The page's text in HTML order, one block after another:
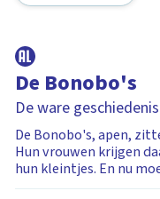
De Bonobo's
De ware
De Bonobo's, apen,
Hun vrouwen krijgen
hun kleintjes. En nu